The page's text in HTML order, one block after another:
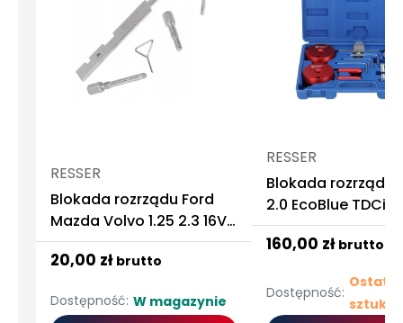
RESSER
Blokada rozrządu Ford
Mazda Volvo 1.25 2.3 16V
Resser
20,00 zł brutto
Dostępność: W magazynie
RESSER
Blokada rozrządu
2.0 EcoBlue TDCi 10
elementów Resser
160,00 zł brutto
Dostępność:
sztuki